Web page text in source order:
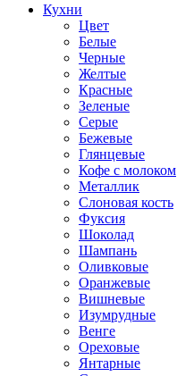
Кухни
Цвет
Белые
Черные
Желтые
Красные
Зеленые
Серые
Бежевые
Глянцевые
Кофе с молоком
Металлик
Слоновая кость
Фуксия
Шоколад
Шампань
Оливковые
Оранжевые
Вишневые
Изумрудные
Венге
Ореховые
Янтарные